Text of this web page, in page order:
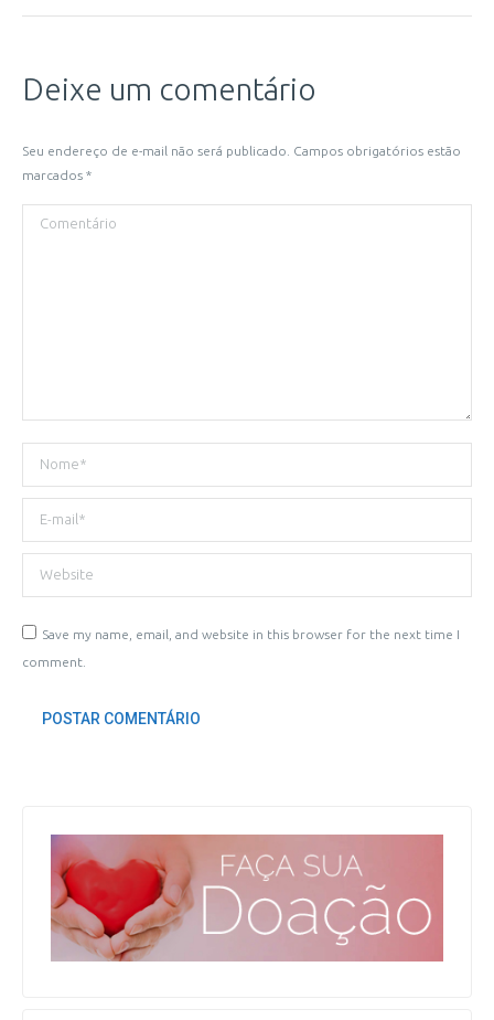
Deixe um comentário
Seu endereço de e-mail não será publicado. Campos obrigatórios estão
marcados *
Comentário
Nome *
E-mail *
Website
Save my name, email, and website in this browser for the next time I
comment.
POSTAR COMENTÁRIO